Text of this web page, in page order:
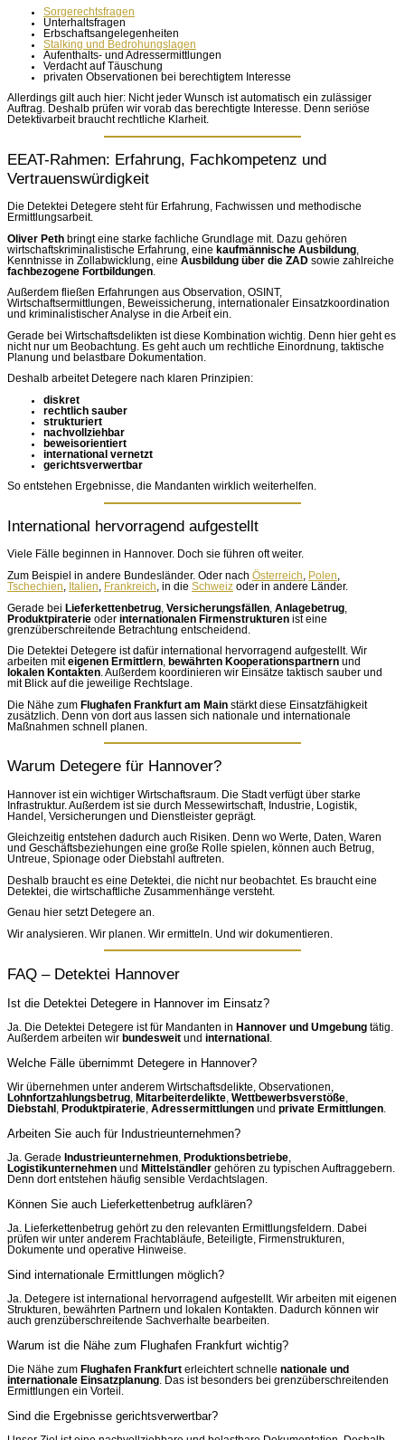
Sorgerechtsfragen
Unterhaltsfragen
Erbschaftsangelegenheiten
Stalking und Bedrohungslagen
Aufenthalts- und Adressermittlungen
Verdacht auf Täuschung
privaten Observationen bei berechtigtem Interesse
Allerdings gilt auch hier: Nicht jeder Wunsch ist automatisch ein zulässiger
Auftrag. Deshalb prüfen wir vorab das berechtigte Interesse. Denn seriöse
Detektivarbeit braucht rechtliche Klarheit.
EEAT-Rahmen: Erfahrung, Fachkompetenz und
Vertrauenswürdigkeit
Die Detektei Detegere steht für Erfahrung, Fachwissen und methodische
Ermittlungsarbeit.
Oliver Peth bringt eine starke fachliche Grundlage mit. Dazu gehören
wirtschaftskriminalistische Erfahrung, eine kaufmännische Ausbildung
Kenntnisse in Zollabwicklung, eine Ausbildung über die ZAD sowie zahlreiche
fachbezogene Fortbildungen
Außerdem fließen Erfahrungen aus Observation, OSINT,
Wirtschaftsermittlungen, Beweissicherung, internationaler Einsatzkoordination
und kriminalistischer Analyse in die Arbeit ein.
Gerade bei Wirtschaftsdelikten ist diese Kombination wichtig. Denn hier geht es
nicht nur um Beobachtung. Es geht auch um rechtliche Einordnung, taktische
Planung und belastbare Dokumentation.
Deshalb arbeitet Detegere nach klaren Prinzipien:
diskret
rechtlich sauber
strukturiert
nachvollziehbar
beweisorientiert
international vernetzt
gerichtsverwertbar
So entstehen Ergebnisse, die Mandanten wirklich weiterhelfen.
International hervorragend aufgestellt
Viele Fälle beginnen in Hannover. Doch sie führen oft weiter.
Zum Beispiel in andere Bundesländer. Oder nach Österreich Polen
Tschechien
Italien Frankreich , in die Schweiz oder in andere Länder.
Gerade bei Lieferkettenbetrug Versicherungsfällen Anlagebetrug
Produktpiraterie oder internationalen Firmenstrukturen ist eine
grenzüberschreitende Betrachtung entscheidend.
Die Detektei Detegere ist dafür international hervorragend aufgestellt. Wir
arbeiten miteigenen Ermittlern bewährten Kooperationspartnern und
lokalen Kontakten . Außerdem koordinieren wir Einsätze taktisch sauber und
mit Blick auf die jeweilige Rechtslage.
Die Nähe zum Flughafen Frankfurt am Main stärkt diese Einsatzfähigkeit
zusätzlich. Denn von dort aus lassen sich nationale und internationale
Maßnahmen schnell planen.
Warum Detegere für Hannover?
Hannover ist ein wichtiger Wirtschaftsraum. Die Stadt verfügt über starke
Infrastruktur. Außerdem ist sie durch Messewirtschaft, Industrie, Logistik,
Handel, Versicherungen und Dienstleister geprägt.
Gleichzeitig entstehen dadurch auch Risiken. Denn wo Werte, Daten, Waren
und Geschäftsbeziehungen eine große Rolle spielen, können auch Betrug,
Untreue, Spionage oder Diebstahl auftreten.
Deshalb braucht es eine Detektei, die nicht nur beobachtet. Es braucht eine
Detektei, die wirtschaftliche Zusammenhänge versteht.
Genau hier setzt Detegere an.
Wir analysieren. Wir planen. Wir ermitteln. Und wir dokumentieren.
FAQ – Detektei Hannover
Ist die Detektei Detegere in Hannover im Einsatz?
Ja. Die Detektei Detegere ist für Mandanten in Hannover und Umgebung tätig.
Außerdem arbeiten wir bundesweit und international .
Welche Fälle übernimmt Detegere in Hannover?
Wir übernehmen unter anderem Wirtschaftsdelikte, Observationen,
Lohnfortzahlungsbetrug
Mitarbeiterdelikte Wettbewerbsverstöße
Diebstahl
Produktpiraterie Adressermittlungen und private Ermittlungen
Arbeiten Sie auch für Industrieunternehmen?
Ja. Gerade Industrieunternehmen Produktionsbetriebe
Logistikunternehmen und Mittelständler gehören zu typischen Auftraggebern.
Denn dort entstehen häufig sensible Verdachtslagen.
Können Sie auch Lieferkettenbetrug aufklären?
Ja. Lieferkettenbetrug gehört zu den relevanten Ermittlungsfeldern. Dabei
prüfen wir unter anderem Frachtabläufe, Beteiligte, Firmenstrukturen,
Dokumente und operative Hinweise.
Sind internationale Ermittlungen möglich?
Ja. Detegere ist international hervorragend aufgestellt. Wir arbeiten mit eigenen
Strukturen, bewährten Partnern und lokalen Kontakten. Dadurch können wir
auch grenzüberschreitende Sachverhalte bearbeiten.
Warum ist die Nähe zum Flughafen Frankfurt wichtig?
Die Nähe zum Flughafen Frankfurt erleichtert schnelle nationale und
internationale Einsatzplanung . Das ist besonders bei grenzüberschreitenden
Ermittlungen ein Vorteil.
Sind die Ergebnisse gerichtsverwertbar?